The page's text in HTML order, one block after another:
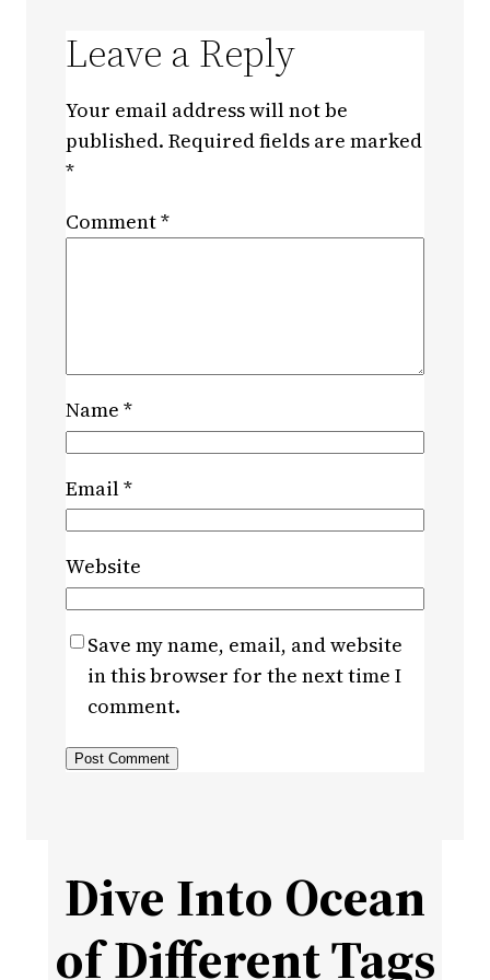
Leave a Reply
Your email address will not be
published. Required fields are marked
*
Comment*
Name *
Email*
Website
Save my name, email, and website
in this browser for the next time I
comment.
Dive Into Ocean
of Different Tags